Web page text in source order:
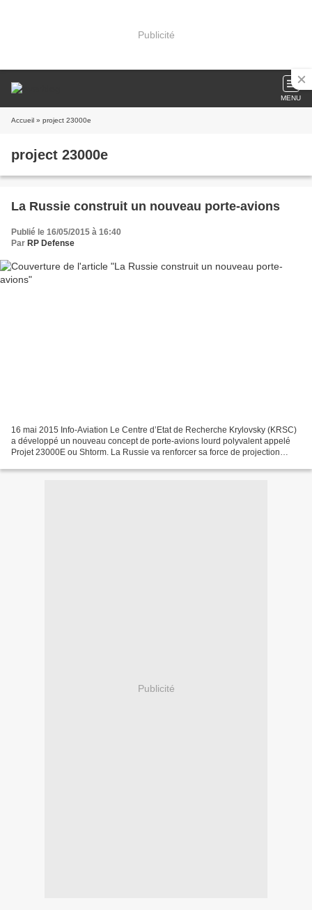
Publicité
MENU
Accueil » project 23000e
project 23000e
La Russie construit un nouveau porte-avions
Publié le 16/05/2015 à 16:40
Par RP Defense
16 mai 2015 Info-Aviation Le Centre d’Etat de Recherche Krylovsky (KRSC)
a développé un nouveau concept de porte-avions lourd polyvalent appelé
Projet 23000E ou Shtorm. La Russie va renforcer sa force de projection
Publicité